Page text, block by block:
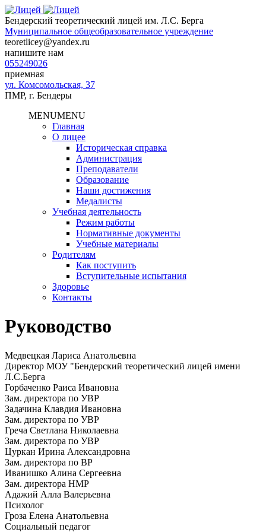
Бендерский теоретический лицей им. Л.С. Берга
Муниципальное общеобразовательное учреждение
teoretlicey@yandex.ru
напишите нам
055249026
приемная
ул. Комсомольская, 37
ПМР, г. Бендеры
MENUMENU
Главная
О лицее
Историческая справка
Администрация
Преподаватели
Образование
Наши достижения
Медалисты
Учебная деятельность
Режим работы
Нормативные документы
Учебные материалы
Родителям
Как поступить
Вступительные испытания
Здоровье
Контакты
Руководство
Медвецкая Лариса Анатольевна
Директор МОУ "Бендерский теоретический лицей имени
Л.С.Берга
Горбаченко Раиса Ивановна
Зам. директора по УВР
Задачина Клавдия Ивановна
Зам. директора по УВР
Греча Светлана Николаевна
Зам. директора по УВР
Цуркан Ирина Александровна
Зам. директора по ВР
Иванишко Алина Сергеевна
Зам. директора НМР
Адажий Алла Валерьевна
Психолог
Гроза Елена Анатольевна
Социальный педагог